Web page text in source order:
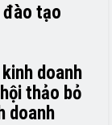
đào tạo
doanh
thảo bỏ
doanh